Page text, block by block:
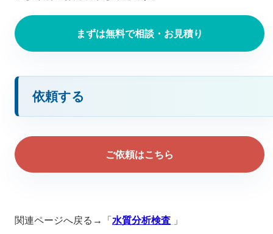
まずは無料で相談・お見積り
依頼する
ご依頼はこちら
関連ページへ戻る→「 水質分析検査 」